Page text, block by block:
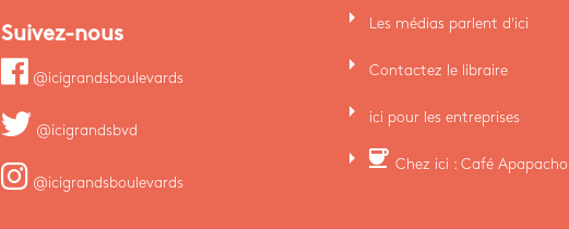
Suivez-nous
@icigrandsboulevards
@icigrandsbvd
@icigrandsboulevards
arrow_right Les médias parlent d'ici
arrow_right Contactez le libraire
arrow_right ici pour les entreprises
arrow_right coffee Chez ici : Café Apapacho